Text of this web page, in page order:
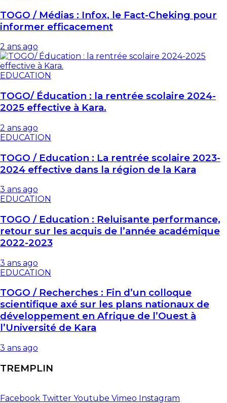
TOGO / Médias : Infox, le Fact-Cheking pour
informer efficacement
2 ans ago
EDUCATION
TOGO/ Éducation : la rentrée scolaire 2024-
2025 effective à Kara.
2 ans ago
EDUCATION
TOGO / Education : La rentrée scolaire 2023-
2024 effective dans la région de la Kara
3 ans ago
EDUCATION
TOGO / Education : Reluisante performance,
retour sur les acquis de l’année académique
2022-2023
3 ans ago
EDUCATION
TOGO / Recherches : Fin d’un colloque
scientifique axé sur les plans nationaux de
développement en Afrique de l’Ouest à
l’Université de Kara
3 ans ago
TREMPLIN
Facebook Twitter Youtube Vimeo Instagram